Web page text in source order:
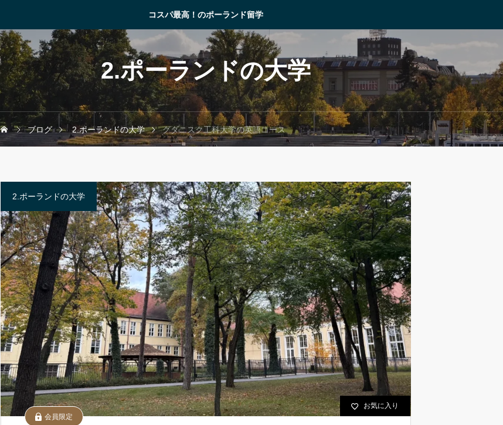
コスパ最高！のポーランド留学
2.ポーランドの大学
ブログ 2.ポーランドの大学 グダニスク工科大学の英語コース
2.ポーランドの大学
お気に入り
会員限定